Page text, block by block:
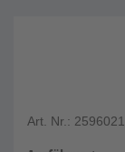
Art. Nr.: